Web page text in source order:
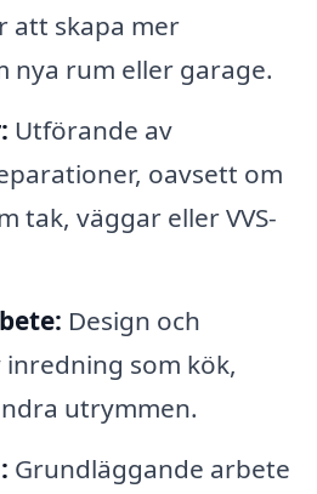
att skapa mer
nya rum eller garage.
Utförande av
oavsett om
tak, väggar eller VVS-
Design och
som kök,
utrymmen.
Grundläggande arbete